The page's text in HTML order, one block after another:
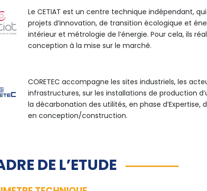
Le CETIAT est un centre technique indépendant,
projets d’innovation, de transition écologique et
intérieur et métrologie de l’énergie. Pour cela, ils
conception à la mise sur le marché.
CORETEC accompagne les sites industriels, les
infrastructures, sur les installations de production
la décarbonation des utilités, en phase d’Expertise,
en conception/construction.
DE L’ETUDE